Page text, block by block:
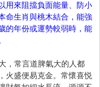
用來阻擋負面能量、防小
命生肖與桃木結合，能強
的年份或運勢較弱時，能
，常言道脾氣大的人都
火盛便易克金。常懷喜悦